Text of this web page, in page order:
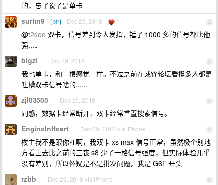
的，忘了说了是单卡
2
surfin9 OP Dec 29, 2018 1
@t2doo 双卡，信号差到令人发指，锤子 1000 多的信号都比他
强.....
3
bigzl Dec 29, 2018
我也单卡，和一楼感觉一样。不过之前在威锋论坛看挺多人都是
吐槽双卡信号啥的......
4
zjl03505 Dec 29, 2018
同感，数据卡经常断开，双卡经常重置搜索信号。
5
EngineInHeart Dec 29, 2018 via iPhone
楼主我不是跟你杠啊，我双卡 xs max 信号正常，虽然极个别地
方看上去比之前的三丧 s8 少了一格信号强度，但实际体验几乎
没有差别，所以怀疑是不是批次问题，我是 G6T 开头
6
rzbb Dec 29, 2018 via iPhone